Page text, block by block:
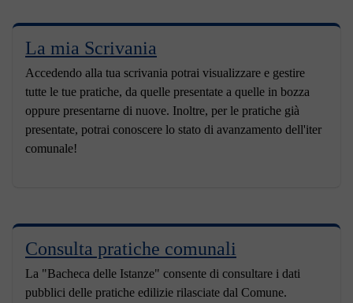
La mia Scrivania
Accedendo alla tua scrivania potrai visualizzare e gestire
tutte le tue pratiche, da quelle presentate a quelle in bozza
oppure presentarne di nuove. Inoltre, per le pratiche già
presentate, potrai conoscere lo stato di avanzamento dell'iter
comunale!
Consulta pratiche comunali
La "Bacheca delle Istanze" consente di consultare i dati
pubblici delle pratiche edilizie rilasciate dal Comune.